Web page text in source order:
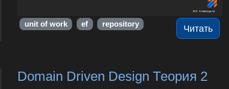
Читать
unit of work ef repository
Domain Driven Design Теория 2